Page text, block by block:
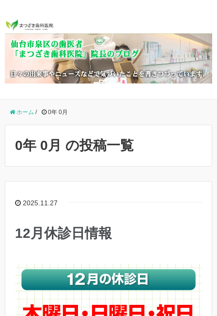
ホーム / 0年 0月
0年 0月 の投稿一覧
2025.11.27
12月休診日情報